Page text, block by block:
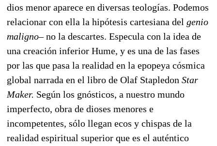
dios menor aparece en diversas teologías. Podemos
relacionar con ella la hipótesis cartesiana del genio
maligno–no la descartes. Especula con la idea de
una creación inferior Hume, y es una de las fases
por las que pasa la realidad en la epopeya cósmica
global narrada en el libro de Olaf Stapledon Star
Maker. Según los gnósticos, a nuestro mundo
imperfecto, obra de dioses menores e
incompetentes, sólo llegan ecos y chispas de la
realidad espiritual superior que es el auténtico